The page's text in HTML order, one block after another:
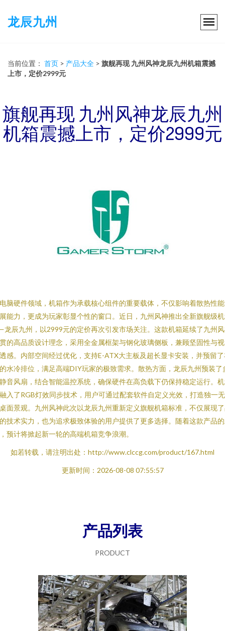
龙辰九州
当前位置： 首页 > 产品大全 > 旗舰再现 九州风神龙辰九州机箱震撼
上市，定价2999元
旗舰再现 九州风神龙辰九州
机箱震撼上市，定价2999元
脑硬件领域，机箱作为承载核心组件的重要载体，不仅影响着散热性
能力，更成为玩家彰显个性的窗口。近日，九州风神推出全新旗舰级
辰九州，以2999元的定价再次引发市场关注。这款机箱延续了九州
的高品质设计理念，采用全金属框架与钢化玻璃侧板，兼顾坚固性与
感。内部空间经过优化，支持E-ATX大主板及超长显卡安装，并预留
水冷排位，满足高端DIY玩家的极致需求。散热方面，龙辰九州预装了
音风扇，结合智能温控系统，确保硬件在高负载下仍保持稳定运行。
入了RGB灯效同步技术，用户可通过配套软件自定义光效，打造独一
面景观。九州风神此次以龙辰九州重新定义旗舰机箱标准，不仅展现
技术实力，也为追求极致体验的用户提供了更多选择。随着这款产品
预计将掀起新一轮的高端机箱竞争浪潮。
如若转载，请注明出处：http://www.clccg.com/product/167.html
更新时间：2026-08-08 07:55:57
产品列表
PRODUCT